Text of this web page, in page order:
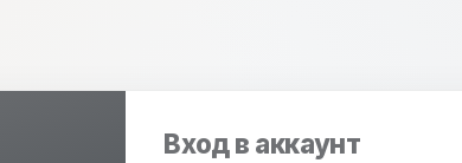
Вход в аккаунт